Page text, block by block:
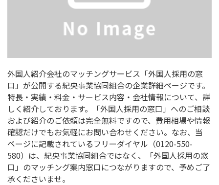
外国人紹介会社のマッチングサービス「外国人採用の窓
口」が公開する紀央事業協同組合の企業詳細ページです。
特長・実績・料金・サービス内容・会社情報について、詳
しく紹介しております。「外国人採用の窓口」へのご相談
および紹介のご依頼は完全無料ですので、費用相場や情報
確認だけでもお気軽にお問い合わせください。なお、当
ページに記載されているフリーダイヤル（0120-550-
580）は、紀央事業協同組合ではなく、「外国人採用の窓
口」のマッチング案内窓口につながりますので、予めご了
承くださいませ。